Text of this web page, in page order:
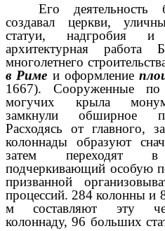
Его
создавал церкви,
статуи, надгробия и
архитектурная
многолетнего
в Риме и оформление
1667). Сооруженные
могучих крыла
замкнули обширное
Расходясь от главного,
колоннады образуют
затем переходят
подчеркивающий особую
призванной
процессий. 284 колонны и
м составляют эту
колоннаду, 96 больших